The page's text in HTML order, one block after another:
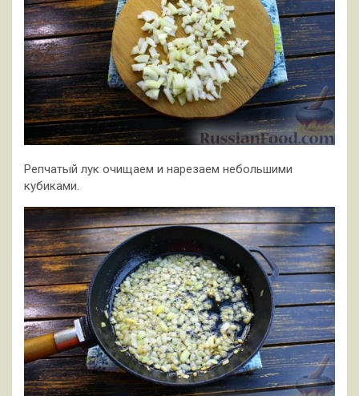
Репчатый лук очищаем и нарезаем небольшими
кубиками.